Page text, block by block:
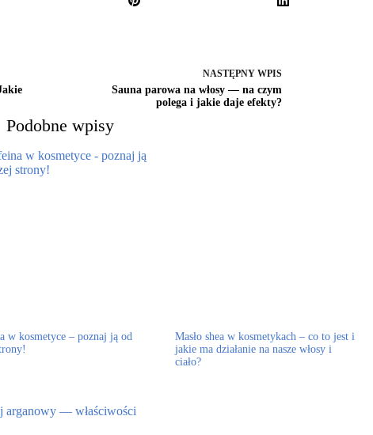
NASTĘPNY WPIS
Sauna parowa na włosy — na czym
polega i jakie daje efekty?
Podobne wpisy
w kosmetyce – poznaj ją od
Masło shea w kosmetykach – co to jest i
jakie ma działanie na nasze włosy i
ciało?